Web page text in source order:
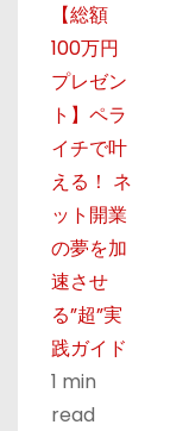
【総額
100万円
プレゼン
ト】ペラ
イチで叶
える！ ネ
ット開業
の夢を加
速させ
る”超”実
践ガイド
1 min
read